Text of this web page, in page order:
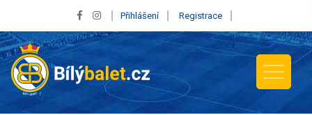
Přihlášení Registrace